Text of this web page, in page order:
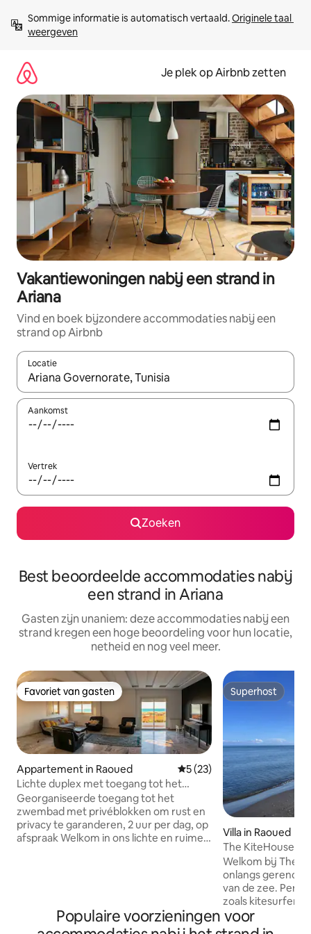
direct
naar
Sommige informatie is automatisch vertaald. Originele taal
weergeven
Je plek op Airbnb zetten
Vakantiewoningen nabij een strand in
Ariana
Vind en boek bijzondere accommodaties nabij een
strand op Airbnb
Locatie
Wanneer er resultaten beschikbaar zijn, maak je een keuze
Aankomst
Vertrek
Zoeken
Best beoordeelde accommodaties nabij
een strand in Ariana
Gasten zijn unaniem: deze accommodaties nabij een
strand kregen een hoge beoordeling voor hun locatie,
netheid en nog veel meer.
Favoriet van gasten
Favoriet van gasten
Appartement in Raoued Gemiddelde beoordeling
5 (23)
Lichte duplex met toegang tot het
zwembad, op loopafstand van het
strand
Georganiseerde toegang tot het
zwembad met privéblokken om rust en
privacy te garanderen, 2 uur per dag, op
afspraak Welkom in ons lichte en ruime
is perfect voor een ontspannen uitje aan
zee, op slechts 15–20 minuten rijden van
Superhost
Superhost
Villa in Raoued
The KiteHouse:
het strand
Welkom bij The Kite
onlangs
van de zee. Perfect voor watersporten
zoals kitesurfen,
peddelen,
gewoon
Populaire voorzieningen voor